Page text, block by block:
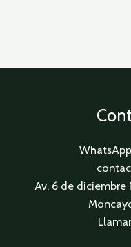
Av. 6 de